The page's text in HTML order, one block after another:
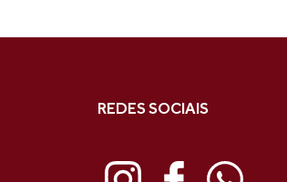
REDES SOCIAIS